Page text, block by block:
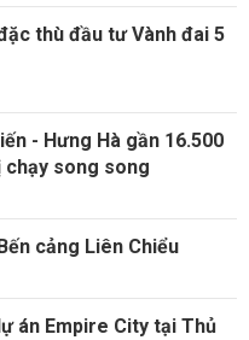
thù đầu tư Vành đai 5
- Hưng Hà gần 16.500
song song
cảng Liên Chiểu
án Empire City tại Thủ